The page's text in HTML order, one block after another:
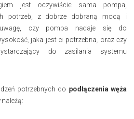
jest oczywiście sama pompa,
potrzeb, z dobrze dobraną mocą i
czy pompa nadaje się do
jaka jest ci potrzebna, oraz czy
do zasilania systemu
potrzebnych do podłączenia węża
należą: